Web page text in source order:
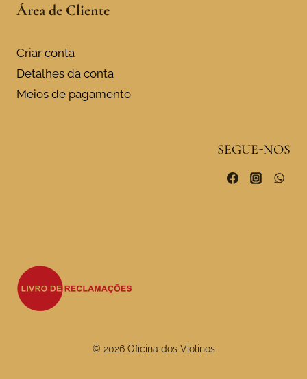
Área de Cliente
Criar conta
Detalhes da conta
Meios de pagamento
SEGUE-NOS
© 2026 Oficina dos Violinos